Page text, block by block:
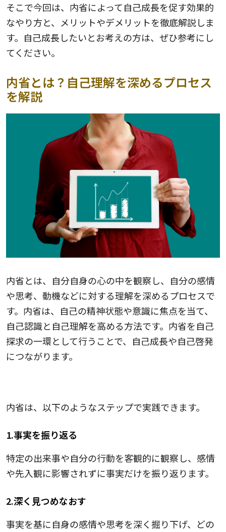
そこで今回は、内省によって自己成長を促す効果的
なやり方と、メリットやデメリットを徹底解説しま
す。自己成長したいとお考えの方は、ぜひ参考にし
てください。
内省とは？自己理解を深めるプロセス
を解説
内省とは、自分自身の心の中を観察し、自分の感情
や思考、動機などに対する理解を深めるプロセスで
す。内省は、自己の精神状態や意識に焦点を当て、
自己認識と自己理解を高める方法です。内省を自己
探求の一環として行うことで、自己成長や自己啓発
につながります。
内省は、以下のようなステップで実践できます。
1.事実を振り返る
特定の出来事や自分の行動を客観的に観察し、感情
や先入観に影響されずに事実だけを振り返ります。
2.深く見つめなおす
事実を基に自身の感情や思考を深く掘り下げ、どの